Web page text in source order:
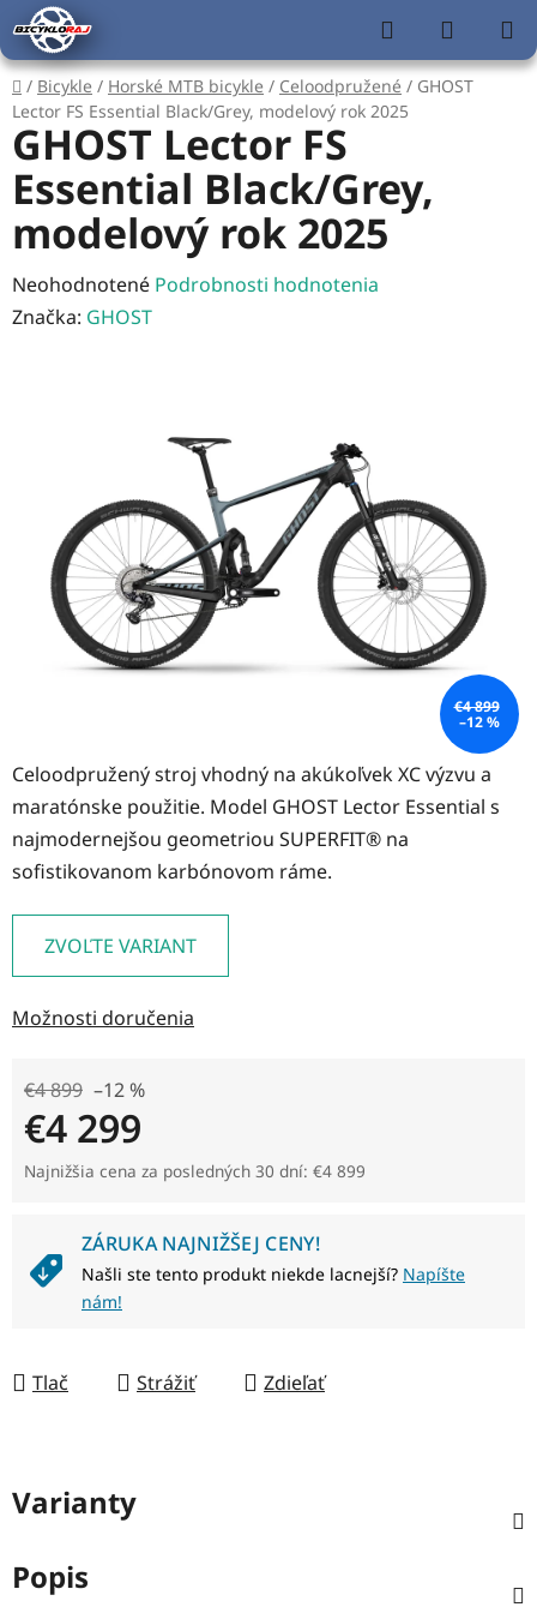
Prejsť
na
obsah
Hľadať
KOŠÍK
Domov
/ Bicykle / Horské MTB bicykle / Celoodpružené / GHOST
Lector FS Essential Black/Grey, modelový rok 2025
Celoodpružený stroj vhodný na akúkoľvek XC výzvu a
maratónske použitie. Model GHOST Lector Essential s
najmodernejšou geometriou SUPERFIT® na
sofistikovanom karbónovom ráme.
ZVOĽTE VARIANT
Možnosti doručenia
€4 899 –12 %
€4 299
Jednotková cena:
Najnižšia cena za posledných 30 dní: €4 899
ZÁRUKA NAJNIŽŠEJ CENY!
Našli ste tento produkt niekde lacnejší? Napíšte
nám!
Tlač Strážiť Zdieľať
GHOST Lector FS
Essential Black/Grey,
modelový rok 2025
Priemerné
hodnotenie
hviezdičiek.
Neohodnotené Podrobnosti hodnotenia
Značka: GHOST
€4 899
–12 %
Varianty
Popis